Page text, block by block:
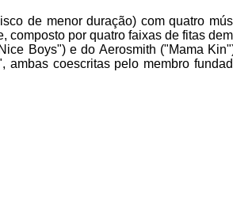
de menor duração) com quatro
composto por quatro faixas de fitas
Boys") e do Aerosmith ("Mama
coescritas pelo membro